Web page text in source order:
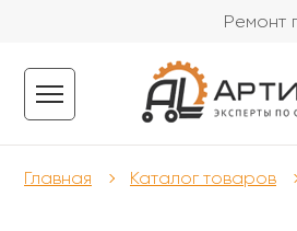
Ремонт
Главная Каталог товаров